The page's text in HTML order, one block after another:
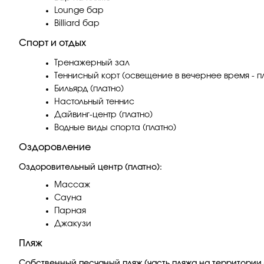
Lounge бар
Billiard бар
Спорт и отдых
Тренажерный зал
Теннисный корт (освещение в вечернее время -
Бильярд (платно)
Настольный теннис
Дайвинг-центр (платно)
Водные виды спорта (платно)
Оздоровление
Оздоровительный центр (платно):
Массаж
Сауна
Парная
Джакузи
Пляж